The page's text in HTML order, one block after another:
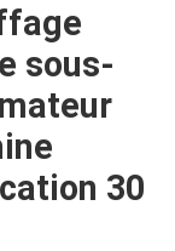
sous-
30